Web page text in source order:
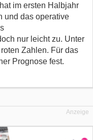
im ersten Halbjahr
und das operative
nur leicht zu. Unter
Zahlen. Für das
Prognose fest.
Anzeige